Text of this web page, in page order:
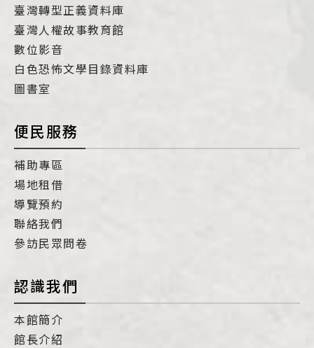
臺灣轉型正義資料庫
臺灣人權故事教育館
數位影音
白色恐怖文學目錄資料庫
圖書室
便民服務
補助專區
場地租借
導覽預約
聯絡我們
參訪民眾問卷
認識我們
本館簡介
館長介紹